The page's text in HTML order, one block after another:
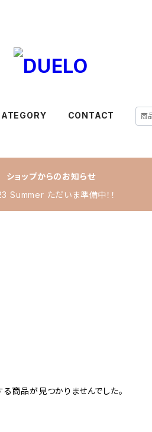
CONTACT
ショップからのお知らせ
Summer ただいま準備中！！
る商品が見つかりませんでした。